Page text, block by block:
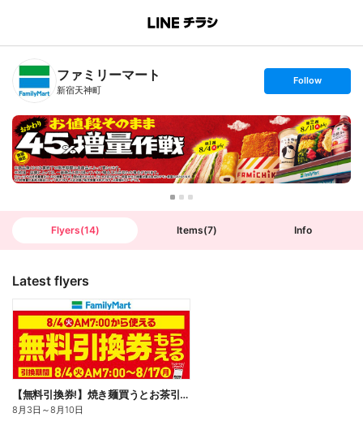
B
n
T
ファミリーマート
新宿天神町
s
t
o
l
l
o
w
Follow
Flyers(14) Items(7) Info
Latest flyers
【無料引換券!】焼き麺買うとお茶引換券貰える!
8月3日 ～8月10日